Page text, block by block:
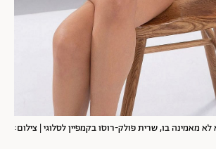
מאמינה בו, שרית פולק-רוסו בקמפיין לסלוגי | צילום: